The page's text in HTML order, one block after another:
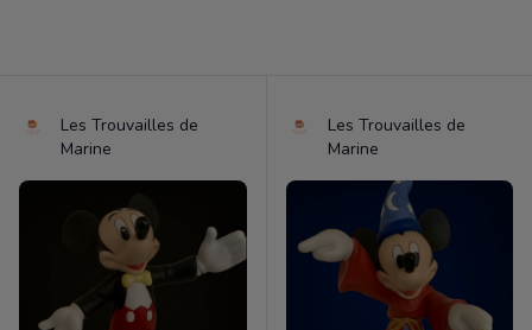
Les Trouvailles de
Marine
Les Trouvailles de
Marine